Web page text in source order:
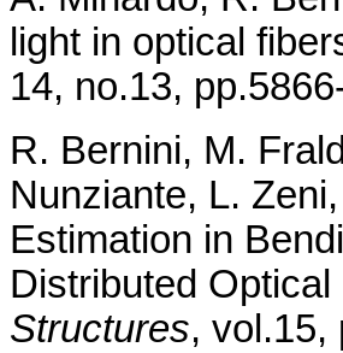
light in optical
14, no.13,
R. Bernini, M.
Nunziante, L.
Estimation in
Distributed
Structures, vol.15,